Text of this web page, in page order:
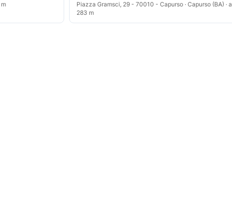
Piazza Gramsci, 29 - 70010 - Capurso · Capurso (BA) · a
283 m